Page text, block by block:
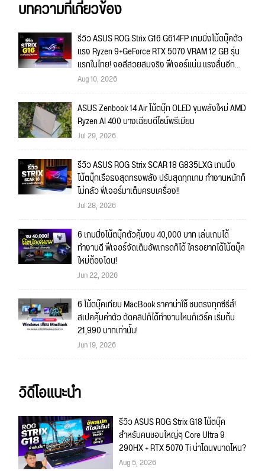
บทความที่เกี่ยวข้อง
รีวิว ASUS ROG Strix G16 G614FP เกมมิ่งโน้ตบุ๊คตัว
แรง Ryzen 9+GeForce RTX 5070 VRAM 12 GB รุ่น
แรกในไทย! จอสีสวยสมจริง ฟีเจอร์แน่น แรงลื่นอีก
หลายปี!
Aug 10, 2026
ASUS Zenbook 14 Air โน้ตบุ๊ก OLED ขุมพลังใหม่ AMD
Ryzen AI 400 บางเฉียบดีไซน์พรีเมียม
Jul 29, 2026
รีวิว ASUS ROG Strix SCAR 18 G835LXG เกมมิ่ง
โน้ตบุ๊กเรือธงสุดทรงพลัง ปรับสุดทุกเกม ทำงานหนักก็
ไม่กลัว ฟีเจอร์มาเต็มครบเครื่อง!!
Jul 28, 2026
6 เกมมิ่งโน้ตบุ๊กตัวคุ้มงบ 40,000 บาท เล่นเกมได้
ทำงานดี ฟีเจอร์จัดเต็มอัพเกรดก็ได้ ใครอยากได้โน้ตบุ๊ค
ใหม่ต้องโดน!
Jun 22, 2026
6 โน้ตบุ๊คเทียบ MacBook ราคาน่าใช้ ชนตรงทุกซีรีส์!
สเปคคุ้มค่าตัว ตัดคลิปก็ได้ทำงานไหนก็เวิร์ค เริ่มต้น
21,990 บาทเท่านั้น!
Jun 19, 2026
วิดีโอแนะนำ
รีวิว ASUS ROG Strix G18 โน้ตบุ๊ค
สำหรับคนชอบใหญ่ๆ Core Ultra 9
290HX + RTX 5070 Ti น่าโดนขนาดไหน?
Aug 5, 2026